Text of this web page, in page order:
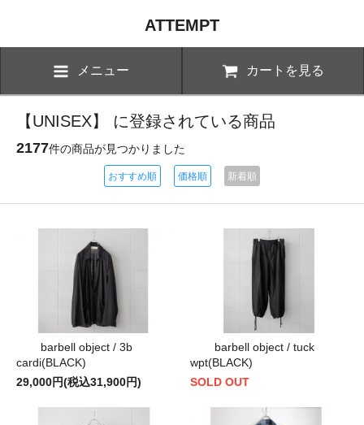
ATTEMPT
メニュー カートを見る
【UNISEX】 に登録されている商品
2177件の商品が見つかりました
おすすめ順 価格順 新着順
barbell object / 3b
cardi(BLACK)
29,000円(税込31,900円)
barbell object / tuck
wpt(BLACK)
SOLD OUT